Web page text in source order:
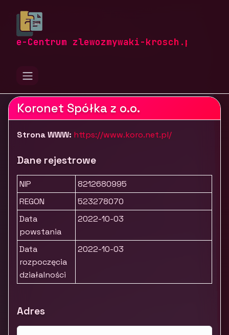
e-Centrum zlewozmywaki-krosch.pl
zlewozmywaki-krosch.pl
Przemysł i produkcja
Maszyny i urządzenia przemysłowe
Koronet Spółka z o.o.
Strona WWW: https://www.koro.net.pl/
Dane rejestrowe
NIP
8212680995
REGON
523278070
Data
powstania
2022-10-03
Data
rozpoczęcia
działalności
2022-10-03
Adres